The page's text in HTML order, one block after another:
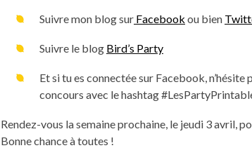
Suivre mon blog sur Facebook ou bien
Suivre le blog Bird’s Party
Et si tu es connectée sur Facebook,
concours avec le hashtag
Rendez-vous la semaine prochaine, le jeudi 3 avril,
Bonne chance à toutes !